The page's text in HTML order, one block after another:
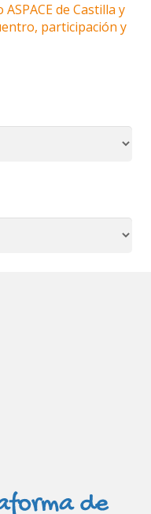
de Castilla y
participación y